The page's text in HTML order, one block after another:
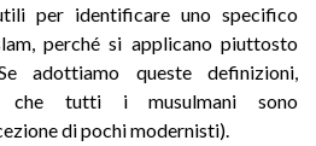
per identificare uno specifico
perché si applicano piuttosto
adottiamo queste definizioni,
che tutti i musulmani sono
di pochi modernisti).